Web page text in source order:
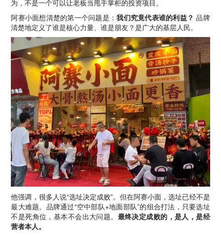
为，不是一个可以让老板当甩手掌柜的投资项目。
阿赛小面想清楚的第一个问题是：我们究竟代表谁的利益？ 品牌
清楚地定义了谁是核心力量、谁是朋友？是广大的基层人民。
他强调，很多人说“选址决定成败”。但在阿赛小面，选址已经不是
最大难题。品牌通过“空中部队+地面部队”的组合打法，只要选址
不是死角位，基本不会出大问题。 最终决定成败的，是人，是经
营者本人。